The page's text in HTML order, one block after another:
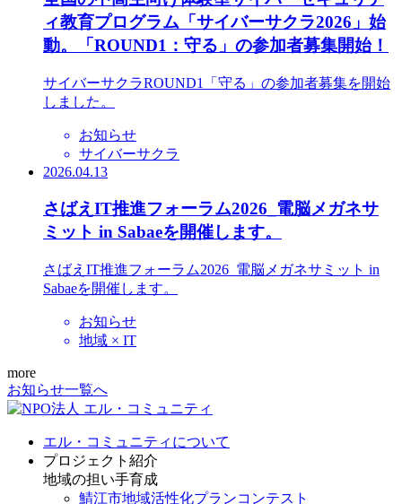
ィ教育プログラム「サイバーサクラ2026」始
動。「ROUND1：守る」の参加者募集開始！
サイバーサクラROUND1「守る」の参加者募集を開始
しました。
お知らせ
サイバーサクラ
2026.04.13
さばえIT推進フォーラム2026_電脳メガネサ
ミット in Sabaeを開催します。
さばえIT推進フォーラム2026_電脳メガネサミット in
Sabaeを開催します。
お知らせ
地域 × IT
more
お知らせ一覧へ
エル・コミュニティについて
プロジェクト紹介
地域の担い手育成
鯖江市地域活性化プランコンテスト